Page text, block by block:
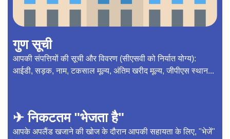
गुण सूची
आपकी संपत्तियों की सूची और विवरण (सीएसवी को निर्यात योग्य):
आईडी, सड़क, नाम, टकसाल मूल्य, अंतिम खरीद मूल्य, जीपीएस स्थान...
✈ निकटतम "भेजता है"
आपके अपलैंड खजाने की खोज के दौरान आपकी सहायता के लिए, "भेजें"